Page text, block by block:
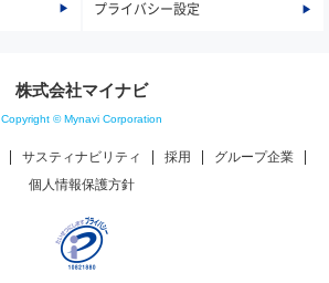
プライバシー設定
株式会社マイナビ
Copyright © Mynavi Corporation
サスティナビリティ 採用
グループ企業
個人情報保護方針